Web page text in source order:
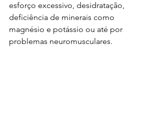
esforço excessivo, desidratação,
deficiência de minerais como
magnésio e potássio ou até por
problemas neuromusculares.